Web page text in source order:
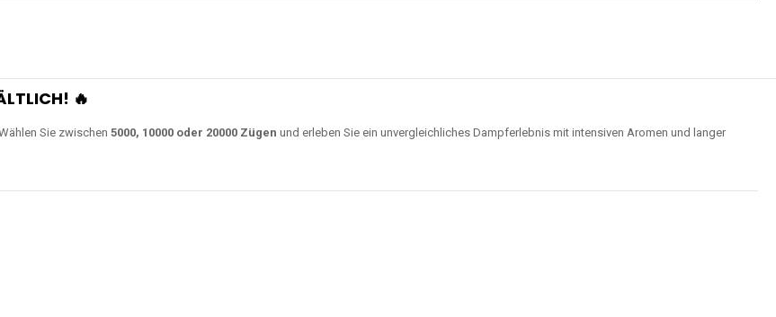
🔥
Sie zwischen 5000, 10000 oder 20000 Zügen und erleben Sie ein unvergleichliches Dampferlebnis mit intensiven Aromen und langer